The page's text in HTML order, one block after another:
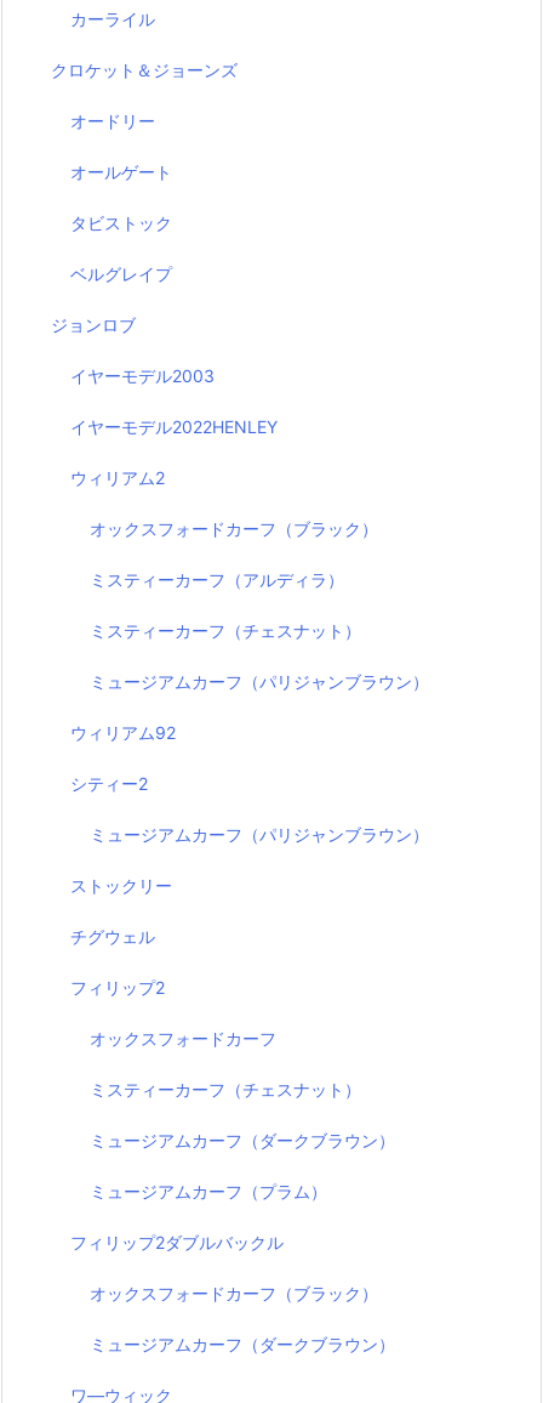
カーライル
クロケット＆ジョーンズ
オードリー
オールゲート
タビストック
ベルグレイプ
ジョンロブ
イヤーモデル2003
イヤーモデル2022HENLEY
ウィリアム2
オックスフォードカーフ（ブラック）
ミスティーカーフ（アルディラ）
ミスティーカーフ（チェスナット）
ミュージアムカーフ（パリジャンブラウン）
ウィリアム92
シティー2
ミュージアムカーフ（パリジャンブラウン）
ストックリー
チグウェル
フィリップ2
オックスフォードカーフ
ミスティーカーフ（チェスナット）
ミュージアムカーフ（ダークブラウン）
ミュージアムカーフ（プラム）
フィリップ2ダブルバックル
オックスフォードカーフ（ブラック）
ミュージアムカーフ（ダークブラウン）
ワ―ウィック